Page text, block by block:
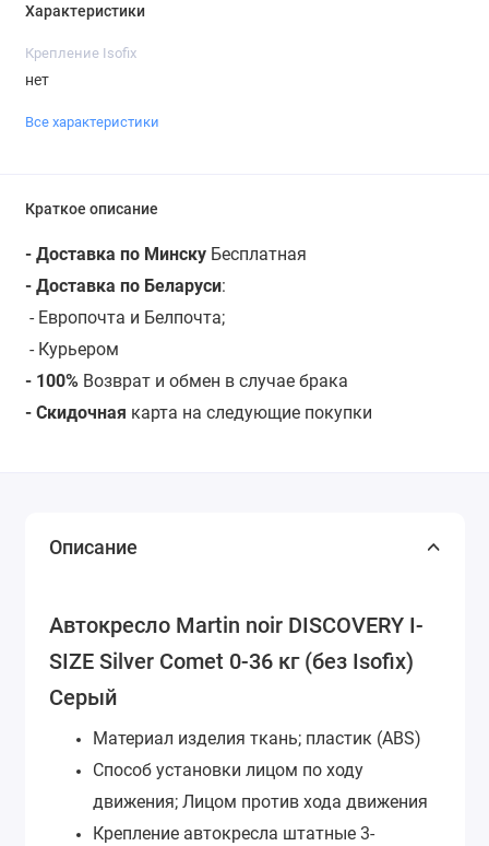
Характеристики
Крепление Isofix
нет
Все характеристики
Краткое описание
- Доставка по МинскуБесплатная
- Доставка по Беларуси:
- Европочта и Белпочта;
- Курьером
- 100% Возврат и обмен в случае брака
- Скидочная карта на следующие покупки
Описание
Автокресло Martin noir DISCOVERY I-
SIZE Silver Comet 0-36 кг (без Isofix)
Серый
Материал изделия ткань; пластик (ABS)
Способ установки лицом по ходу
движения; Лицом против хода движения
Крепление автокресла штатные 3-